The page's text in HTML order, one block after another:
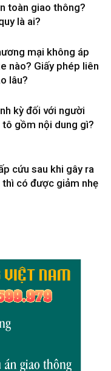
toàn giao thông?
là ai?
mại không áp
nào? Giấy phép liên
lâu?
kỳ đối với người
tô gồm nội dung gì?
cứu sau khi gây ra
có được giảm nhẹ